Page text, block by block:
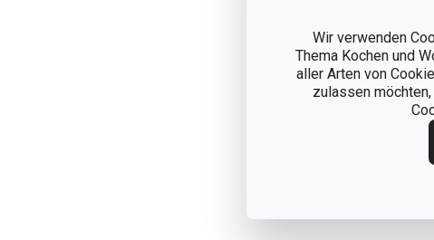
Wir verwenden
Thema Kochen und
aller Arten von
zulassen